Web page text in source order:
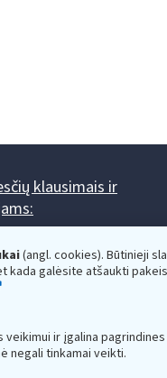
(angl. cookies). Būtinieji
kada galėsite atšaukti
veikimui ir įgalina
negali tinkamai veikti.
klausimais ir
V 8.00-15.45.
trumpiau.
8.00 val. - 12.00 val.